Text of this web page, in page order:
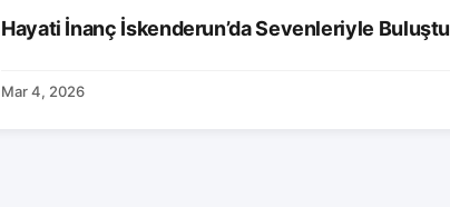
Hayati İnanç İskenderun’da Sevenleriyle Buluştu
Mar 4, 2026